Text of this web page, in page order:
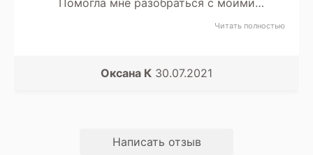
Помогла мне разобраться с моими
Читать полностью
Оксана К 30.07.2021
Написать отзыв